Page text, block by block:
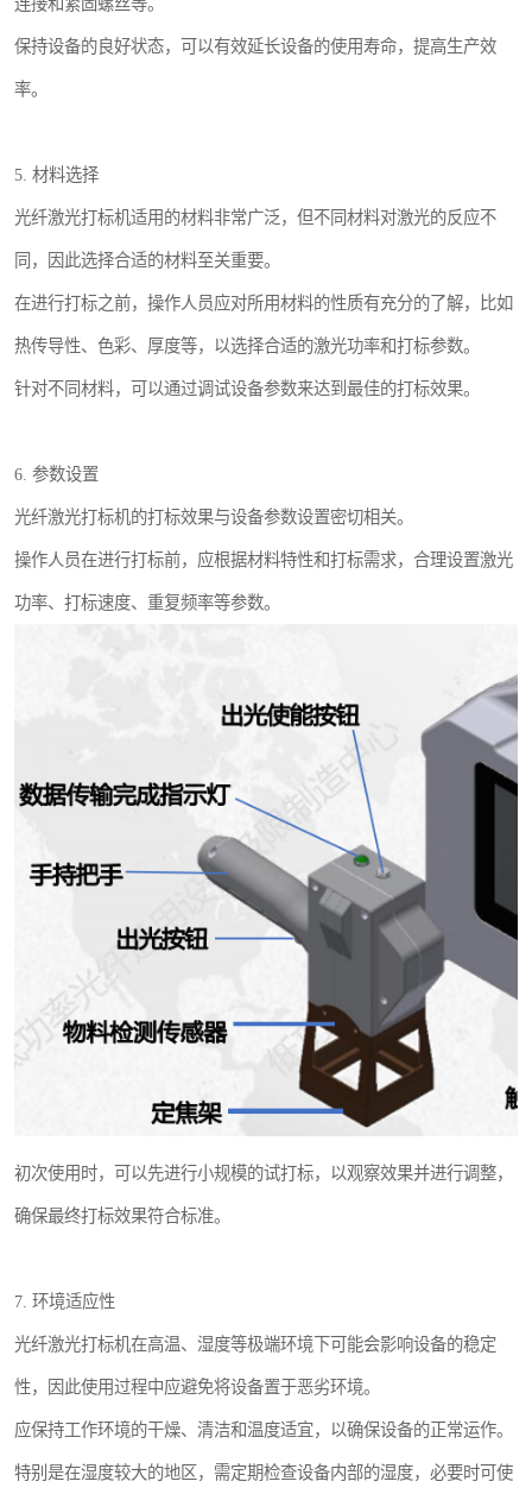
连接和紧固螺丝等。
保持设备的良好状态，可以有效延长设备的使用寿命，提高生产效
率。
5. 材料选择
光纤激光打标机适用的材料非常广泛，但不同材料对激光的反应不
同，因此选择合适的材料至关重要。
在进行打标之前，操作人员应对所用材料的性质有充分的了解，比如
热传导性、色彩、厚度等，以选择合适的激光功率和打标参数。
针对不同材料，可以通过调试设备参数来达到最佳的打标效果。
6. 参数设置
光纤激光打标机的打标效果与设备参数设置密切相关。
操作人员在进行打标前，应根据材料特性和打标需求，合理设置激光
功率、打标速度、重复频率等参数。
初次使用时，可以先进行小规模的试打标，以观察效果并进行调整，
确保最终打标效果符合标准。
7. 环境适应性
光纤激光打标机在高温、湿度等极端环境下可能会影响设备的稳定
性，因此使用过程中应避免将设备置于恶劣环境。
应保持工作环境的干燥、清洁和温度适宜，以确保设备的正常运作。
特别是在湿度较大的地区，需定期检查设备内部的湿度，必要时可使